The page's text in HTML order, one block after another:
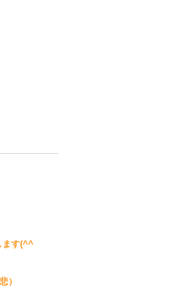
ます(^^
）